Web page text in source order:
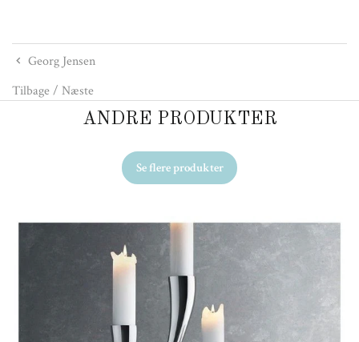
Georg Jensen
Tilbage/ Næste
ANDRE PRODUKTER
Se flere produkter